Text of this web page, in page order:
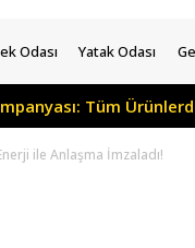
Odası Yatak Odası
Tüm
ile Anlaşma İmzaladı!